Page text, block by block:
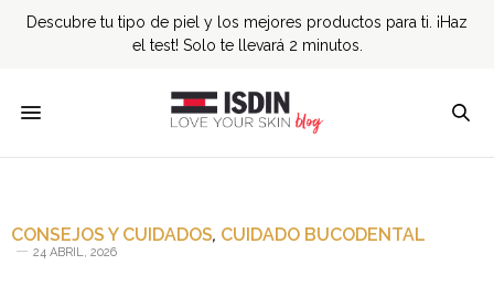
Descubre tu tipo de piel y los mejores productos para ti. ¡Haz
el test! Solo te llevará 2 minutos.
CONSEJOS Y CUIDADOS, CUIDADO BUCODENTAL
24 ABRIL, 2026